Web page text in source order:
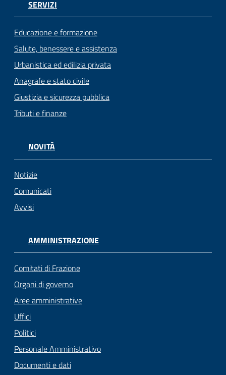
SERVIZI
Educazione e formazione
Salute, benessere e assistenza
Urbanistica ed edilizia privata
Anagrafe e stato civile
Giustizia e sicurezza pubblica
Tributi e finanze
NOVITÀ
Notizie
Comunicati
Avvisi
AMMINISTRAZIONE
Comitati di Frazione
Organi di governo
Aree amministrative
Uffici
Politici
Personale Amministrativo
Documenti e dati